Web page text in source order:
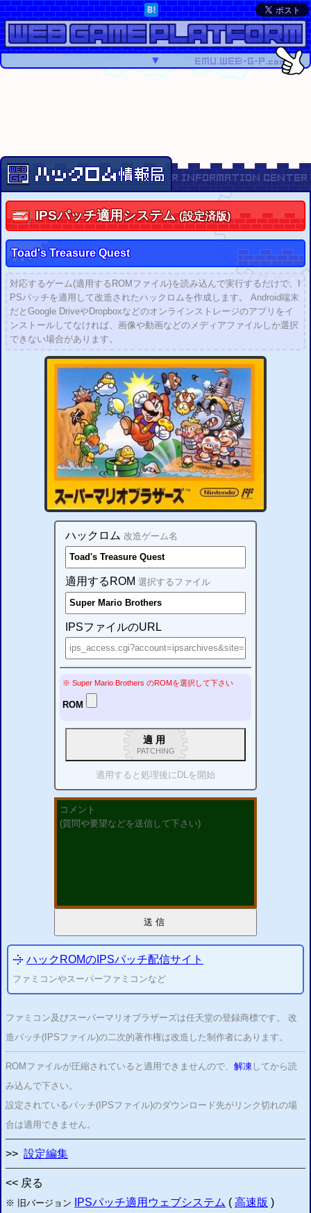
▼
IPSパッチ適用システム(設定済版)
Toad's Treasure Quest
対応するゲーム(適用するROMファイル)を読み込んで実行するだけで、I
PSパッチを適用して改造されたハックロムを作成します。 Android端末
だとGoogle DriveやDropboxなどのオンラインストレージのアプリをイ
ンストールしてなければ、画像や動画などのメディアファイルしか選択
できない場合があります。
ハックロム 改造ゲーム名
適用するROM 選択するファイル
IPSファイルのURL
※ Super Mario Brothers のROMを選択して下さい
ROM
適用
PATCHING
適用すると処理後に DL を開始
送信
ハックROMのIPSパッチ配信サイト
ファミコンやスーパーファミコンなど
ファミコン及びスーパーマリオブラザーズは任天堂の登録商標です。 改
造パッチ(IPSファイル)の二次的著作権は改造した制作者にあります。
ROMファイルが圧縮されていると適用できませんので、 解凍 してから読
み込んで下さい。
設定されているパッチ(IPSファイル)のダウンロード先がリンク切れの場
合は適用できません。
>> 設定編集
<< 戻る
※ 旧バージョン IPSパッチ適用ウェブシステム ( 高速版 )